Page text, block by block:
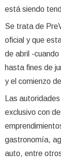
está siendo
Se trata de
oficial y que
de abril -
hasta fines de
y el comienzo
Las
exclusivo con
gastronomía,
auto, entre